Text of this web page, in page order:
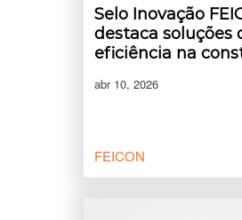
Selo Inovação
destaca soluções
eficiência na
abr 10, 2026
FEICON